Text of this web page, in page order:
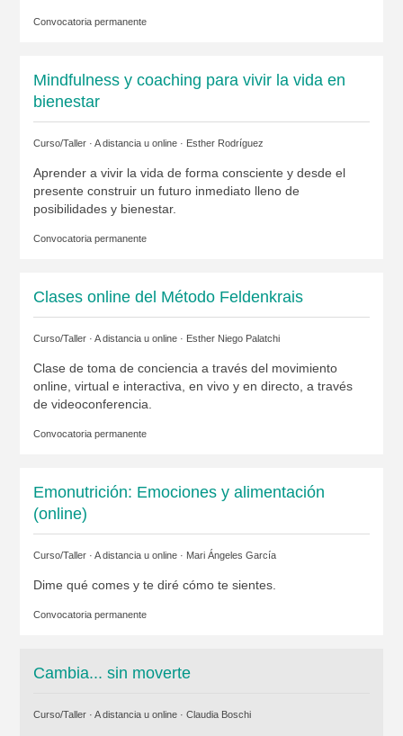
Convocatoria permanente
Mindfulness y coaching para vivir la vida en
bienestar
Curso/Taller · A distancia u online · Esther Rodríguez
Aprender a vivir la vida de forma consciente y desde el
presente construir un futuro inmediato lleno de
posibilidades y bienestar.
Convocatoria permanente
Clases online del Método Feldenkrais
Curso/Taller · A distancia u online · Esther Niego Palatchi
Clase de toma de conciencia a través del movimiento
online, virtual e interactiva, en vivo y en directo, a través
de videoconferencia.
Convocatoria permanente
Emonutrición: Emociones y alimentación
(online)
Curso/Taller · A distancia u online · Mari Ángeles García
Dime qué comes y te diré cómo te sientes.
Convocatoria permanente
Cambia... sin moverte
Curso/Taller · A distancia u online · Claudia Boschi